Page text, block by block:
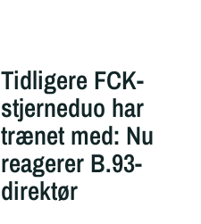
Tidligere FCK-
stjerneduo har
trænet med: Nu
reagerer B.93-
direktør